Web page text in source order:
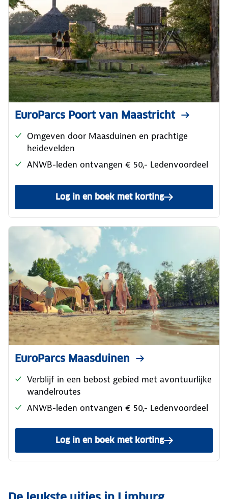
EuroParcs Poort van Maastricht
Omgeven door Maasduinen en prachtige
heidevelden
ANWB-leden ontvangen € 50,- Ledenvoordeel
Log in en boek met korting
EuroParcs Maasduinen
Verblijf in een bebost gebied met avontuurlijke
wandelroutes
ANWB-leden ontvangen € 50,- Ledenvoordeel
Log in en boek met korting